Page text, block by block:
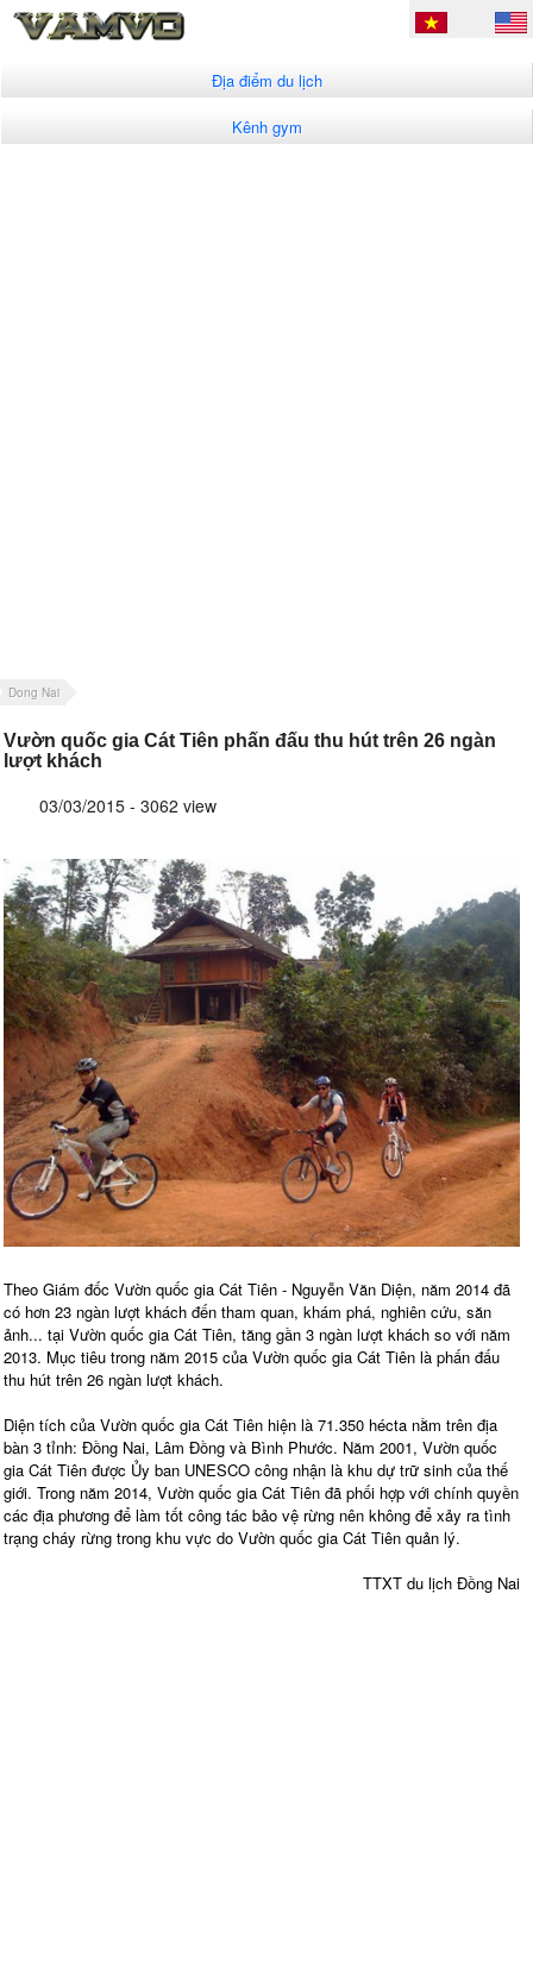
Địa điểm du lịch
Kênh gym
Dong Nai
Vườn quốc gia Cát Tiên phấn đấu thu hút trên 26 ngàn
lượt khách
03/03/2015 - 3062 view
Theo Giám đốc Vườn quốc gia Cát Tiên - Nguyễn Văn Diện, năm 2014 đã
có hơn 23 ngàn lượt khách đến tham quan, khám phá, nghiên cứu, săn
ảnh... tại Vườn quốc gia Cát Tiên, tăng gần 3 ngàn lượt khách so với năm
2013. Mục tiêu trong năm 2015 của Vườn quốc gia Cát Tiên là phấn đấu
thu hút trên 26 ngàn lượt khách.
Diện tích của Vườn quốc gia Cát Tiên hiện là 71.350 hécta nằm trên địa
bàn 3 tỉnh: Đồng Nai, Lâm Đồng và Bình Phước. Năm 2001, Vườn quốc
gia Cát Tiên được Ủy ban UNESCO công nhận là khu dự trữ sinh của thế
giới. Trong năm 2014, Vườn quốc gia Cát Tiên đã phối hợp với chính quyền
các địa phương để làm tốt công tác bảo vệ rừng nên không để xảy ra tình
trạng cháy rừng trong khu vực do Vườn quốc gia Cát Tiên quản lý.
TTXT du lịch Đồng Nai